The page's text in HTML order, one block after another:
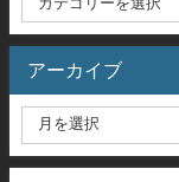
アーカイブ